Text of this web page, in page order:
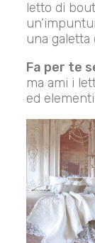
letto di
una
Fa per te
ma ami i
ed